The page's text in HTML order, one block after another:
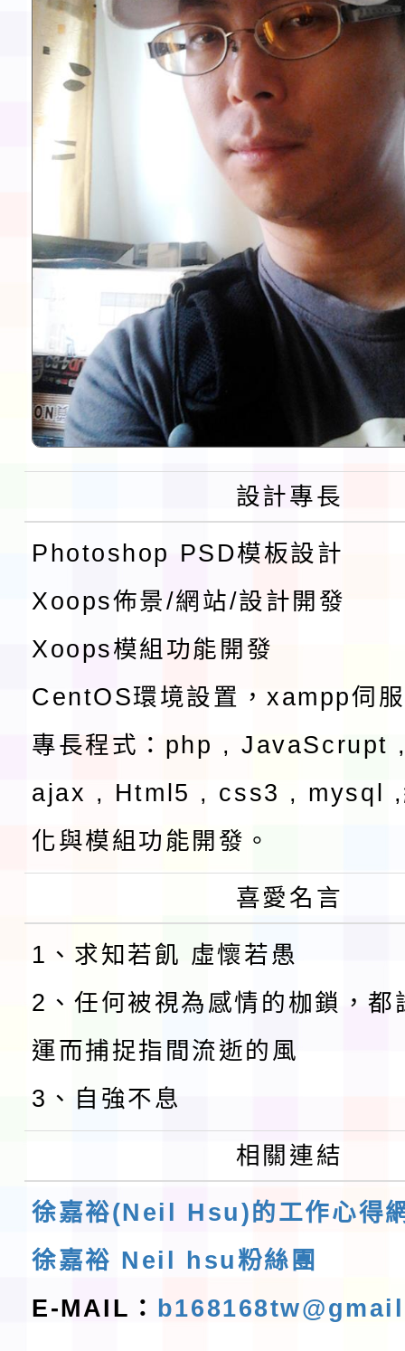
設計專長
Photoshop PSD模板設計
Xoops佈景/網站/設計開發
Xoops模組功能開發
CentOS環境設置，xampp伺
專長程式：php , JavaScrupt
ajax , Html5 , css3 , mysql ,
化與模組功能開發。
喜愛名言
1、求知若飢 虛懷若愚
2、任何被視為感情的枷鎖，都
運而捕捉指間流逝的風
3、自強不息
相關連結
徐嘉裕(Neil Hsu)的工作心得
徐嘉裕 Neil hsu粉絲團
E-MAIL：